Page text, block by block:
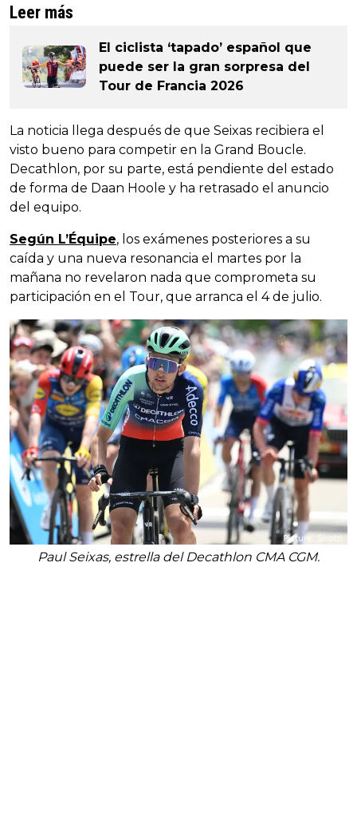
Leer más
El ciclista ‘tapado’ español que
puede ser la gran sorpresa del
Tour de Francia 2026
La noticia llega después de que Seixas recibiera el
visto bueno para competir en la Grand Boucle.
Decathlon, por su parte, está pendiente del estado
de forma de Daan Hoole y ha retrasado el anuncio
del equipo.
Según L’Équipe, los exámenes posteriores a su
caída y una nueva resonancia el martes por la
mañana no revelaron nada que comprometa su
participación en el Tour, que arranca el 4 de julio.
Paul Seixas, estrella del Decathlon CMA CGM.